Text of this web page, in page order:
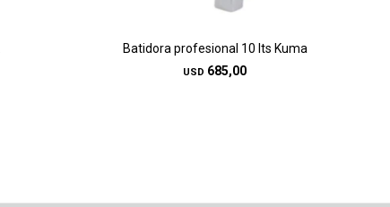
Batidora profesional 10 lts Kuma
USD 685,00